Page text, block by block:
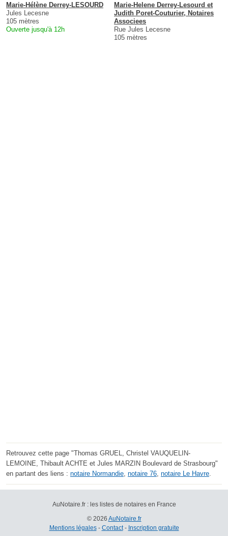
Marie-Hélène Derrey-LESOURD
Jules Lecesne
105 mètres
Ouverte jusqu'à 12h
Marie-Helene Derrey-Lesourd et
Judith Poret-Couturier, Notaires
Associees
Rue Jules Lecesne
105 mètres
Retrouvez cette page "Thomas GRUEL, Christel VAUQUELIN-
LEMOINE, Thibault ACHTE et Jules MARZIN Boulevard de Strasbourg"
en partant des liens : notaire Normandie notaire 76 notaire Le Havre
AuNotaire.fr : les listes de notaires en France
© 2026 AuNotaire.fr
Mentions légales- Contact- Inscription gratuite